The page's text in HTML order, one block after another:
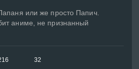
или же просто Папич.
аниме, не признанный
32